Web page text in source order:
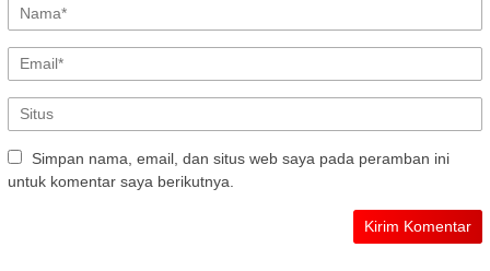
Simpan nama, email, dan situs web saya pada peramban ini
untuk komentar saya berikutnya.